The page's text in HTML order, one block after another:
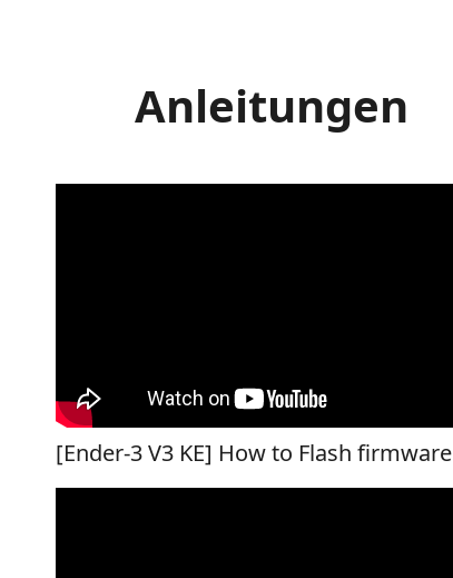
Anleitungen
[Ender-3 V3 KE] How to Flash firmware